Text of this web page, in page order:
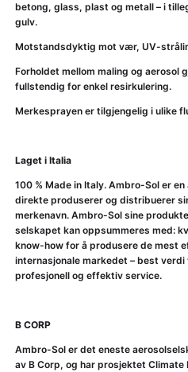
betong, glass, plast og metall – i
gulv.
Motstandsdyktig mot vær, UV-
Forholdet mellom maling og aerosol
fullstendig for enkel resirkulering.
Merkesprayen er tilgjengelig i ulike
Laget i Italia
100 % Made in Italy. Ambro-Sol er
direkte produserer og distribuerer
merkenavn. Ambro-Sol sine
selskapet kan oppsummeres med:
know-how for å produsere de mest
internasjonale markedet – best
profesjonell og effektiv service.
B CORP
Ambro-Sol er det eneste
av B Corp, og har prosjektet